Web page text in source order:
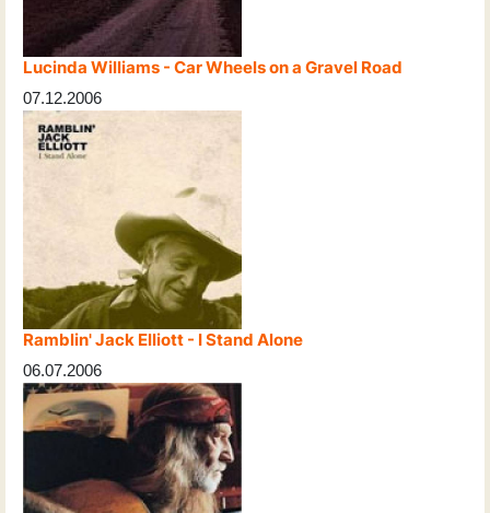
Lucinda Williams - Car Wheels on a Gravel Road
07.12.2006
Ramblin' Jack Elliott - I Stand Alone
06.07.2006